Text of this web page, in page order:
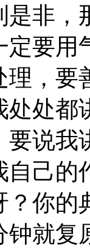
是非，
定要用
理，要
处处都
要说我
自己
？你的
钟就复